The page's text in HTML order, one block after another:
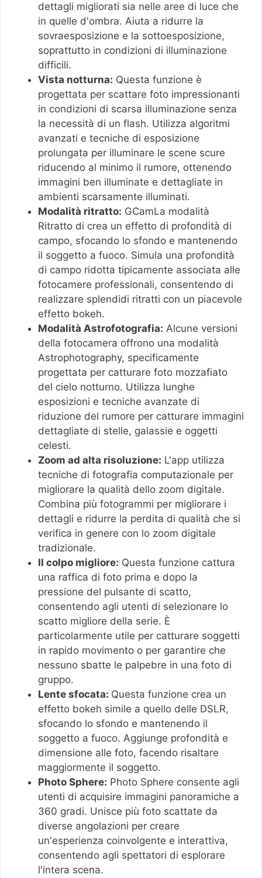
dettagli migliorati sia nelle aree di luce che
in quelle d'ombra. Aiuta a ridurre la
sovraesposizione e la sottoesposizione,
soprattutto in condizioni di illuminazione
difficili.
Vista notturna: Questa funzione è
progettata per scattare foto impressionanti
in condizioni di scarsa illuminazione senza
la necessità di un flash. Utilizza algoritmi
avanzati e tecniche di esposizione
prolungata per illuminare le scene scure
riducendo al minimo il rumore, ottenendo
immagini ben illuminate e dettagliate in
ambienti scarsamente illuminati.
Modalità ritratto: GCamLa modalità
Ritratto di crea un effetto di profondità di
campo, sfocando lo sfondo e mantenendo
il soggetto a fuoco. Simula una profondità
di campo ridotta tipicamente associata alle
fotocamere professionali, consentendo di
realizzare splendidi ritratti con un piacevole
effetto bokeh.
Modalità Astrofotografia: Alcune versioni
della fotocamera offrono una modalità
Astrophotography, specificamente
progettata per catturare foto mozzafiato
del cielo notturno. Utilizza lunghe
esposizioni e tecniche avanzate di
riduzione del rumore per catturare immagini
dettagliate di stelle, galassie e oggetti
celesti.
Zoom ad alta risoluzione: L'app utilizza
tecniche di fotografia computazionale per
migliorare la qualità dello zoom digitale.
Combina più fotogrammi per migliorare i
dettagli e ridurre la perdita di qualità che si
verifica in genere con lo zoom digitale
tradizionale.
Il colpo migliore: Questa funzione cattura
una raffica di foto prima e dopo la
pressione del pulsante di scatto,
consentendo agli utenti di selezionare lo
scatto migliore della serie. È
particolarmente utile per catturare soggetti
in rapido movimento o per garantire che
nessuno sbatte le palpebre in una foto di
gruppo.
Lente sfocata: Questa funzione crea un
effetto bokeh simile a quello delle DSLR,
sfocando lo sfondo e mantenendo il
soggetto a fuoco. Aggiunge profondità e
dimensione alle foto, facendo risaltare
maggiormente il soggetto.
Photo Sphere: Photo Sphere consente agli
utenti di acquisire immagini panoramiche a
360 gradi. Unisce più foto scattate da
diverse angolazioni per creare
un'esperienza coinvolgente e interattiva,
consentendo agli spettatori di esplorare
l'intera scena.